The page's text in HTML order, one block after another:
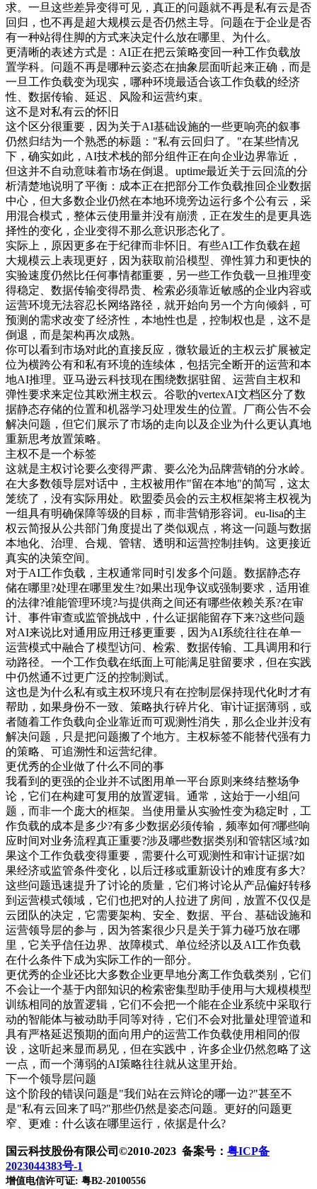
求。一旦这些差异变得可见，真正的问题就不再是私有云是否
回归，也不再是超大规模云是否仍然主导。问题在于企业是否
有一种站得住脚的方式来决定什么放在哪里、为什么。
更清晰的表述方式是：AI正在把云策略变回一种工作负载放
置学科。问题不再是哪种云姿态在抽象层面听起来正确，而是
一旦工作负载变为现实，哪种环境最适合该工作负载的经济
性、数据传输、延迟、风险和运营约束。
这不是对私有云的怀旧
这个区分很重要，因为关于AI基础设施的一些更响亮的叙事
仍然归结为一个熟悉的标题："私有云回归了。"在某些情况
下，确实如此，AI技术栈的部分组件正在向企业边界靠近，
但这并不自动意味着市场在倒退。uptime最近关于云回流的分
析清楚地说明了平衡：成本正在把部分工作负载推回企业数据
中心，但大多数企业仍然在本地环境旁边运行多个公有云，采
用混合模式，整体云使用量并没有崩溃，正在发生的是更具选
择性的变化，企业变得不那么意识形态化了。
实际上，原因更多在于纪律而非怀旧。有些AI工作负载在超
大规模云上表现更好，因为获取前沿模型、弹性算力和更快的
实验速度仍然比任何事情都重要，另一些工作负载一旦推理变
得稳定、数据传输变得昂贵、检索必须靠近敏感的企业内容或
运营环境无法容忍长网络路径，就开始向另一个方向倾斜，可
预测的需求改变了经济性，本地性也是，控制权也是，这不是
倒退，而是架构再次成熟。
你可以看到市场对此的直接反应，微软最近的主权云扩展被定
位为横跨公有和私有环境的连续体，包括完全断开的运营和本
地AI推理。亚马逊云科技现在围绕数据驻留、运营自主权和
弹性要求来定位其欧洲主权云。谷歌的vertexAI文档区分了数
据静态存储的位置和机器学习处理发生的位置。厂商公告不会
解决问题，但它们展示了市场的走向以及企业为什么更认真地
重新思考放置策略。
主权不是一个标签
这就是主权讨论要么变得严肃、要么沦为品牌营销的分水岭。
在大多数领导层对话中，主权被用作"留在本地"的简写，这太
笼统了，没有实际用处。欧盟委员会的云主权框架将主权视为
一组具有明确保障等级的目标，而非营销形容词。eu-lisa的主
权云简报从公共部门角度提出了类似观点，将这一问题与数据
本地化、治理、合规、管辖、透明和运营控制挂钩。这更接近
真实的决策空间。
对于AI工作负载，主权通常同时引发多个问题。数据静态存
储在哪里?处理在哪里发生?如果出现争议或强制要求，适用谁
的法律?谁能管理环境?与提供商之间还有哪些依赖关系?在审
计、事件审查或监管挑战中，什么证据能留存下来?这些问题
对AI来说比对通用应用迁移更重要，因为AI系统往往在单一
运营模式中融合了模型访问、检索、数据传输、工具调用和行
动路径。一个工作负载在纸面上可能满足驻留要求，但在实践
中仍然通不过更广泛的控制测试。
这也是为什么私有或主权环境只有在控制层保持现代化时才有
帮助，如果身份不一致、策略执行碎片化、审计证据薄弱，或
者随着工作负载向企业靠近而可观测性消失，那么企业并没有
解决问题，只是把问题搬了个地方。主权标签不能替代强有力
的策略、可追溯性和运营纪律。
更优秀的企业做了什么不同的事
我看到的更强的企业并不试图用单一平台原则来终结整场争
论，它们在构建可复用的放置逻辑。通常，这始于一小组问
题，而非一个庞大的框架。当使用量从实验性变为稳定时，工
作负载的成本是多少?有多少数据必须传输，频率如何?哪些响
应时间对业务流程真正重要?涉及哪些数据类别和管辖区域?如
果这个工作负载变得重要，需要什么可观测性和审计证据?如
果经济或监管条件变化，以后迁移或重新设计的难度有多大?
这些问题迅速提升了讨论的质量，它们将讨论从产品偏好转移
到运营模式领域，它们也把对的人拉进了房间，放置不仅仅是
云团队的决定，它需要架构、安全、数据、平台、基础设施和
运营领导层的参与，因为答案很少只是关于算力碰巧放在哪
里，它关乎信任边界、故障模式、单位经济以及AI工作负载
在什么条件下成为实际工作的一部分。
更优秀的企业还比大多数企业更早地分离工作负载类别，它们
不会让一个基于内部知识的检索密集型助手使用与大规模模型
训练相同的放置逻辑，它们不会把一个能在企业系统中采取行
动的智能体与被动助手同等对待，它们不会对批量处理管道和
具有严格延迟预期的面向用户的运营工作负载使用相同的假
设，这听起来显而易见，但在实践中，许多企业仍然忽略了这
一点，而一个薄弱的AI策略往往就从这里开始。
下一个领导层问题
这个阶段的错误问题是"我们站在云辩论的哪一边?"甚至不
是"私有云回来了吗?"那些仍然是姿态问题。更好的问题更
窄、更难：什么该在哪里运行，依据是什么?
国云科技股份有限公司©2010-2023 备案号： 粤ICP备
2023044383号-1
增值电信许可证: 粤B2-20100556